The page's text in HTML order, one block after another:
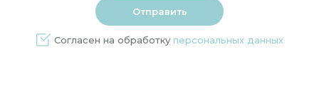
Согласен на обработку персональных данных